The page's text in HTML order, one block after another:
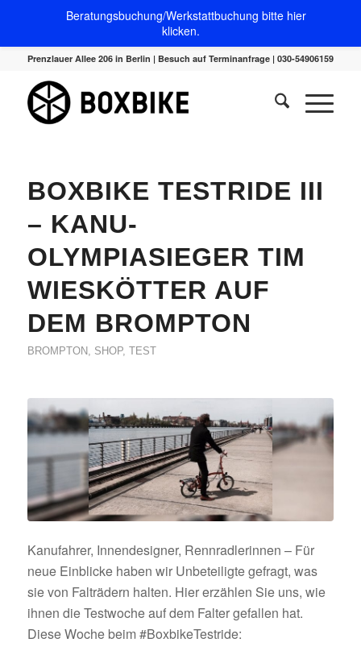
Prenzlauer Allee 206 in Berlin | Besuch auf Terminanfrage | 030-54906159
BOXBIKE TESTRIDE III
– KANU-
OLYMPIASIEGER TIM
WIESKÖTTER AUF
DEM BROMPTON
BROMPTON, SHOP, TEST
Kanufahrer, Innendesigner, Rennradlerinnen – Für
neue Einblicke haben wir Unbeteiligte gefragt, was
sie von Falträdern halten. Hier erzählen Sie uns, wie
ihnen die Testwoche auf dem Falter gefallen hat.
Diese Woche beim #BoxbikeTestride:
Beratungsbuchung/Werkstattbuchung bitte hier
klicken.